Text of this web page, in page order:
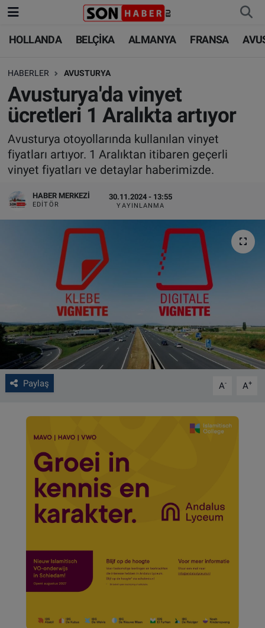
HOLLANDA BELÇİKA ALMANYA FRANSA
HABERLER AVUSTURYA
Avusturya'da vinyet
ücretleri 1 Aralıkta artıyor
Avusturya otoyollarında kullanılan vinyet
fiyatları artıyor. 1 Aralıktan itibaren geçerli
vinyet fiyatları ve detaylar haberimizde.
HABER MERKEZI
EDITÖR
30.11.2024 - 13:55
YAYINLANMA
Paylaş A- A+
HOLLANDA
BELÇİKA
ALMANYA
FRANSA
AVUSTURYA
SAĞLIK - YAŞAM
BİLİM-TEKNOLOJİ
HOLLANDA
BELÇİKA
ALMANYA
TÜRKİYE
DÜNYA
BİLİM-TEKNOLOJİ
SAĞLIK
FOTO GALERİ
VIDEO GALERİ
ALGEMENE VOORWAARDEN
CONTACT
Çerez Politikası
Nöbetçi Eczaneler
Hava Durumu
Trafik Durumu
Süper Lig Puan Durumu ve Fikstür
Tüm Manşetler
Son Dakika Haberleri
Haber Arşivi